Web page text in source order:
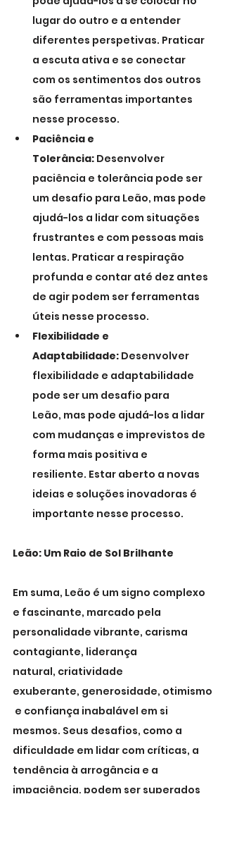
lugar do outro e a entender
diferentes perspetivas. Praticar
a escuta ativa e se conectar
com os sentimentos dos outros
são ferramentas importantes
nesse processo.
Paciência e
Tolerância: Desenvolver
paciência e tolerância pode ser
um desafio para Leão, mas pode
ajudá-los a lidar com situações
frustrantes e com pessoas mais
lentas. Praticar a respiração
profunda e contar até dez antes
de agir podem ser ferramentas
úteis nesse processo.
Flexibilidade e
Adaptabilidade: Desenvolver
flexibilidade e adaptabilidade
pode ser um desafio para
Leão, mas pode ajudá-los a lidar
com mudanças e imprevistos de
forma mais positiva e
resiliente. Estar aberto a novas
ideias e soluções inovadoras é
importante nesse processo.
Leão: Um Raio de Sol Brilhante
Em suma, Leão é um signo complexo
e fascinante, marcado pela
personalidade vibrante, carisma
contagiante, liderança
natural, criatividade
exuberante, generosidade, otimismo
e confiança inabalável em si
mesmos. Seus desafios, como a
dificuldade em lidar com críticas, a
tendência à arrogância e a
impaciência, podem ser superados